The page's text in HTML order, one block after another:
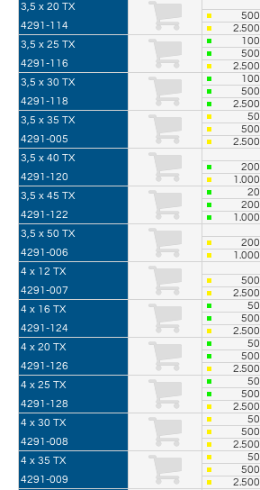
3,5 x 20 TX
4291-114
500
2.500
3,5 x 25 TX
4291-116
100
500
2.500
3,5 x 30 TX
4291-118
100
500
2.500
3,5 x 35 TX
4291-005
50
500
2.500
3,5 x 40 TX
4291-120
200
1.000
3,5 x 45 TX
4291-122
20
200
1.000
3,5 x 50 TX
4291-006
200
1.000
4 x 12 TX
4291-007
500
2.500
4 x 16 TX
4291-124
50
500
2.500
4 x 20 TX
4291-126
50
500
2.500
4 x 25 TX
4291-128
50
500
2.500
4 x 30 TX
4291-008
50
500
2.500
4 x 35 TX
4291-009
50
500
2.500